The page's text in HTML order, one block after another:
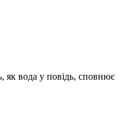
як вода у повідь, сповнює